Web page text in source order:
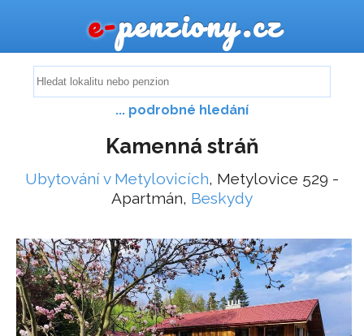
e-penziony.cz
... podrobné hledání
Kamenná stráň
Ubytování v Metylovicích, Metylovice 529 -
Apartmán, Beskydy